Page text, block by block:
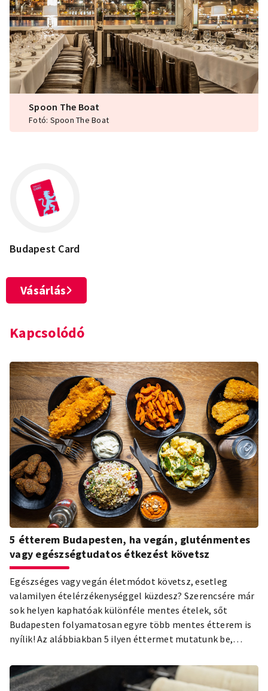
Spoon The Boat
Fotó: Spoon The Boat
Budapest Card
Vásárlás
Kapcsolódó
5 étterem Budapesten, ha vegán, gluténmentes
vagy egészségtudatos étkezést követsz
Egészséges vagy vegán életmódot követsz, esetleg
valamilyen ételérzékenységgel küzdesz? Szerencsére már
sok helyen kaphatóak különféle mentes ételek, sőt
Budapesten folyamatosan egyre több mentes étterem is
nyílik! Az alábbiakban 5 ilyen éttermet mutatunk be,
palettáját erősítik.